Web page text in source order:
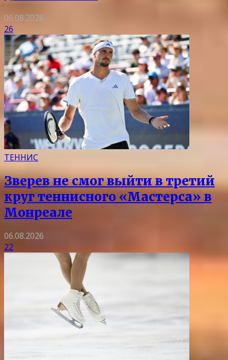
06.08.2026
26
ТЕННИС
Зверев не смог выйти в третий
круг теннисного «Мастерса» в
Монреале
06.08.2026
22